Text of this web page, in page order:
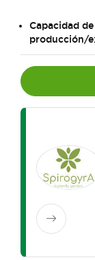
Capacidad de
producción/